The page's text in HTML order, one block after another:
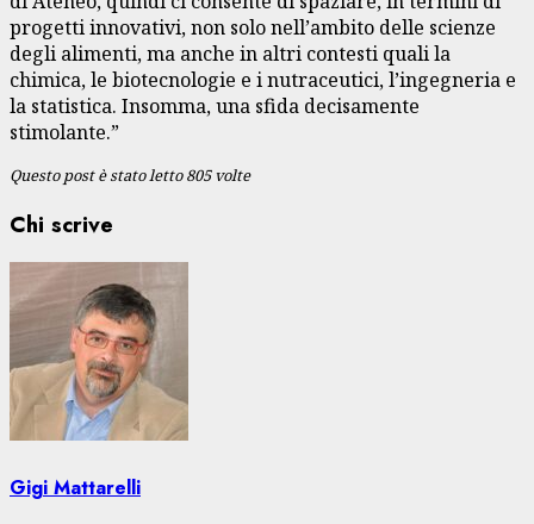
progetti innovativi, non solo nell’ambito delle scienze
degli alimenti, ma anche in altri contesti quali la
chimica, le biotecnologie e i nutraceutici, l’ingegneria e
la statistica. Insomma, una sfida decisamente
stimolante.”
Questo post è stato letto 805 volte
Chi scrive
Gigi Mattarelli